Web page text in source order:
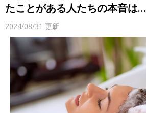
たことがある人たちの本音は…
2024/08/31 更新